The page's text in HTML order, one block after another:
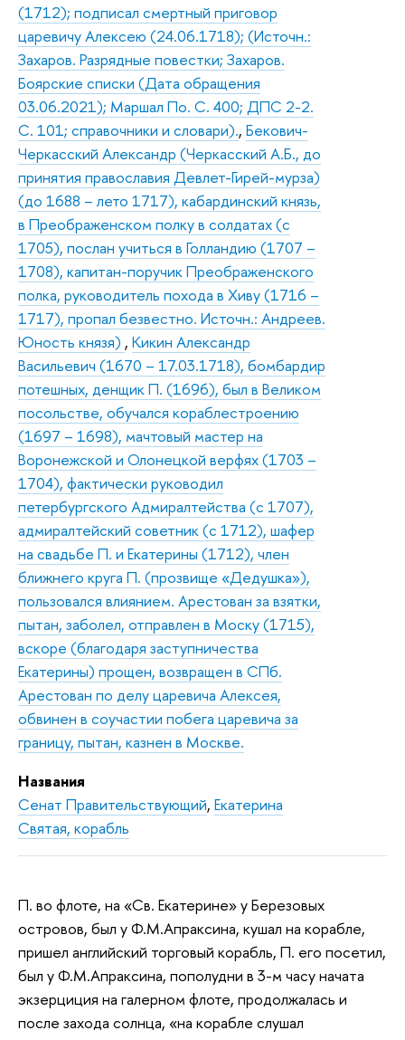
(1712); подписал смертный приговор
царевичу Алексею (24.06.1718); (Источн.:
Захаров. Разрядные повестки; Захаров.
Боярские списки (Дата обращения
03.06.2021); Маршал По. С. 400; ДПС 2-2.
С. 101; справочники и словари)., Бекович-
Черкасский Александр (Черкасский А.Б., до
принятия православия Девлет-Гирей-мурза)
(до 1688 – лето 1717), кабардинский князь,
в Преображенском полку в солдатах (с
1705), послан учиться в Голландию (1707 –
1708), капитан-поручик Преображенского
полка, руководитель похода в Хиву (1716 –
1717), пропал безвестно. Источн.: Андреев.
Юность князя) , Кикин Александр
Васильевич (1670 – 17.03.1718), бомбардир
потешных, денщик П. (1696), был в Великом
посольстве, обучался кораблестроению
(1697 – 1698), мачтовый мастер на
Воронежской и Олонецкой верфях (1703 –
1704), фактически руководил
петербургского Адмиралтейства (с 1707),
адмиралтейский советник (с 1712), шафер
на свадьбе П. и Екатерины (1712), член
ближнего круга П. (прозвище «Дедушка»),
пользовался влиянием. Арестован за взятки,
пытан, заболел, отправлен в Моску (1715),
вскоре (благодаря заступничества
Екатерины) прощен, возвращен в СПб.
Арестован по делу царевича Алексея,
обвинен в соучастии побега царевича за
границу, пытан, казнен в Москве.
Названия
Сенат Правительствующий, Екатерина
Святая, корабль
П. во флоте, на «Св. Екатерине» у Березовых
островов, был у Ф.М.Апраксина, кушал на корабле,
пришел английский торговый корабль, П. его посетил,
был у Ф.М.Апраксина, пополудни в 3-м часу начата
экзерциция на галерном флоте, продолжалась и
после захода солнца, «на корабле слушал